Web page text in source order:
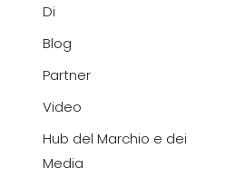
Di
Blog
Partner
Video
Hub del Marchio e dei
Media